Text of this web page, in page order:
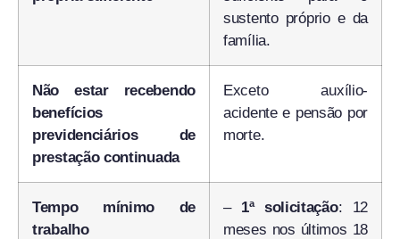
sustento próprio e da
família.
Não estar recebendo
benefícios
previdenciários de
prestação continuada
Exceto auxílio-
acidente e pensão por
morte.
Tempo mínimo de
trabalho
– 1ª solicitação: 12
meses nos últimos 18